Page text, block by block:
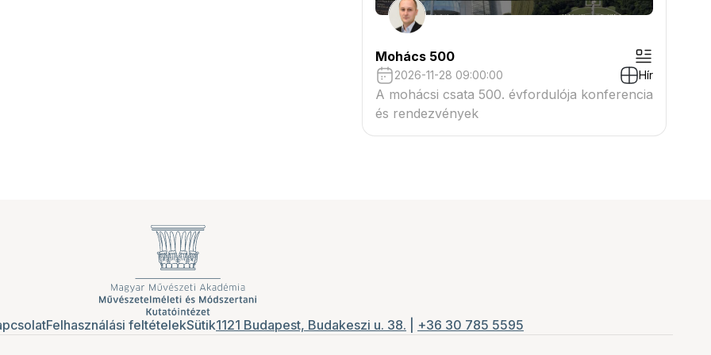
Mohács 500
2026-11-28 09:00:00 Hír
A mohácsi csata 500. évfordulója konferencia
és rendezvények
Felhasználási feltételekSütik1121 Budapest, Budakeszi u. 38. +36 30 785 5595